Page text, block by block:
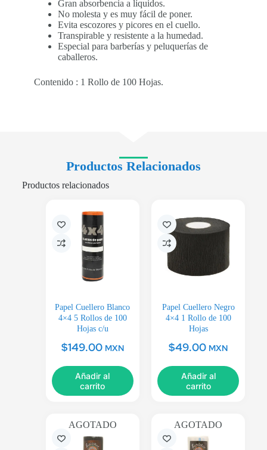
Gran absorbencia a líquidos.
No molesta y es muy fácil de poner.
Evita escozores y picores en el cuello.
Transpirable y resistente a la humedad.
Especial para barberías y peluquerías de
caballeros.
Contenido : 1 Rollo de 100 Hojas.
Productos Relacionados
Productos relacionados
Papel Cuellero Blanco
4×4 5 Rollos de 100
Hojas c/u
$149.00 MXN
Añadir al
carrito
Papel Cuellero Negro
4×4 1 Rollo de 100
Hojas
$49.00 MXN
Añadir al
carrito
AGOTADO AGOTADO